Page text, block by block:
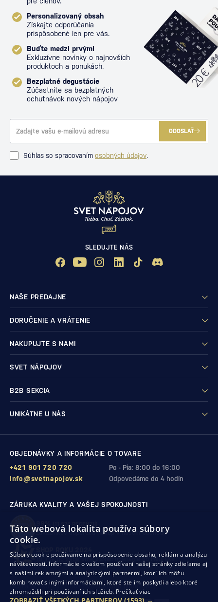
Personalizovaný obsah
Získajte odporúčania
prispôsobené len pre vás.
Buďte medzi prvými
Exkluzívne novinky o najnovších
produktoch a ponukách.
Bezplatné degustácie
Zúčastnite sa bezplatných
ochutnávok nových nápojov
ODOSLAŤ
Súhlas so spracovaním osobných údajov.
SLEDUJTE NÁS
NAŠE PREDAJNE
DORUČENIE A VRÁTENIE
NAKUPUJTE S NAMI
SVET NÁPOJOV
B2B SEKCIA
UNIKÁTNE U NÁS
OBJEDNÁVKY A INFORMÁCIE O TOVARE
Po - Pia: 8:00 do 16:00
+421 901 720 720
Odpovedáme do 4 hodín
info@svetnapojov.sk
ZÁRUKA KVALITY A VAŠEJ SPOKOJNOSTI
99% (11 978 RECENZIÍ)
zákazníkov odporúča nákup v našom obchode
10. rok po sebesme získali ocenenie od Heureka
Ochrana osobných údajovObchodné podmienky
Odstúpenie od zmluvy
Táto webová lokalita používa súbory
cookie.
Súbory cookie používame na prispôsobenie obsahu, reklám a analýzu
návštevnosti. Informácie o vašom používaní našej stránky zdieľame aj
s našimi reklamnými a analytickými partnermi, ktorí ich môžu
kombinovať s inými informáciami, ktoré ste im poskytli alebo ktoré
zhromaždili pri používaní ich služieb. Prečítať viac